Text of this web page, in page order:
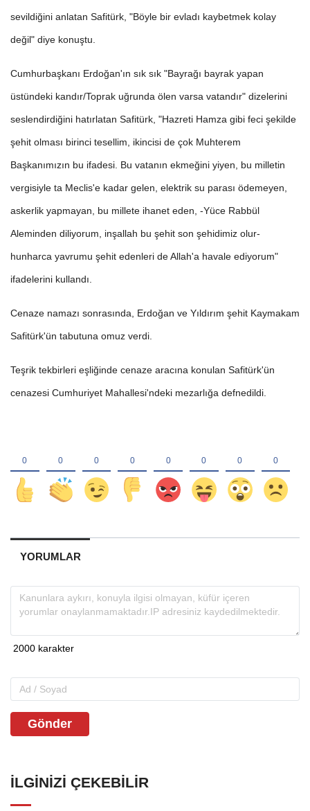
sevildiğini anlatan Safitürk, "Böyle bir evladı kaybetmek kolay
değil" diye konuştu.
Cumhurbaşkanı Erdoğan'ın sık sık "Bayrağı bayrak yapan
üstündeki kandır/Toprak uğrunda ölen varsa vatandır" dizelerini
seslendirdiğini hatırlatan Safitürk, "Hazreti Hamza gibi feci şekilde
şehit olması birinci tesellim, ikincisi de çok Muhterem
Başkanımızın bu ifadesi. Bu vatanın ekmeğini yiyen, bu milletin
vergisiyle ta Meclis'e kadar gelen, elektrik su parası ödemeyen,
askerlik yapmayan, bu millete ihanet eden, -Yüce Rabbül
Aleminden diliyorum, inşallah bu şehit son şehidimiz olur-
hunharca yavrumu şehit edenleri de Allah'a havale ediyorum"
ifadelerini kullandı.
Cenaze namazı sonrasında, Erdoğan ve Yıldırım şehit Kaymakam
Safitürk'ün tabutuna omuz verdi.
Teşrik tekbirleri eşliğinde cenaze aracına konulan Safitürk'ün
cenazesi Cumhuriyet Mahallesi'ndeki mezarlığa defnedildi.
YORUMLAR
Gönder
İLGINIZI ÇEKEBILIR